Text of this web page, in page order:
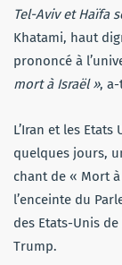
Tel-Aviv et Haïfa
Khatami, haut
prononcé à
mort à Israël »,
L’Iran et les
quelques jours,
chant de « Mort
l’enceinte du
des Etats-Unis
Trump.